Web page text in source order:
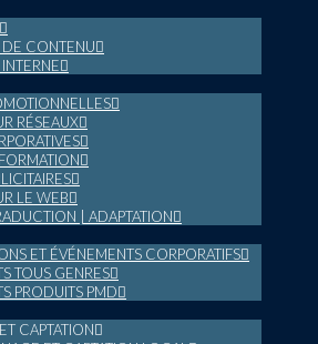
DE CONTENU
RÉSEAUX
LE WEB
| ADAPTATION
ET ÉVÉNEMENTS CORPORATIFS
TOUS GENRES
PRODUITS PMD
CAPTATION